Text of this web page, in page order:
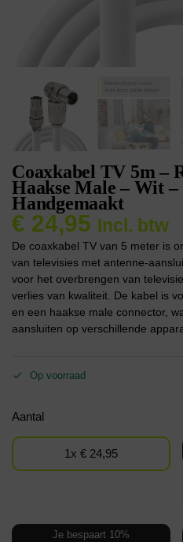
Coaxkabel TV 5m –
Haakse Male – Wit
Handgemaakt
€ 24,95 Incl. btw
De coaxkabel TV van 5 meter is
van televisies met antenne-
voor het overbrengen van
verlies van kwaliteit. De kabel is
en een haakse male connector,
aansluiten op verschillende
Op voorraad
Aantal
1x € 24,95
Je bespaart 10%